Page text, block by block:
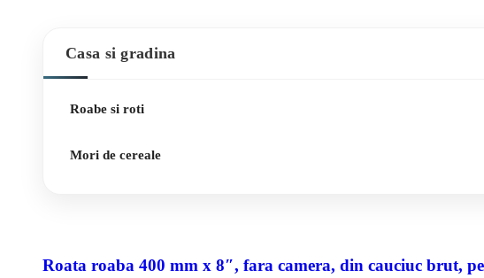
Casa si gradina
Roabe si roti
Mori de cereale
Roata roaba 400 mm x 8″, fara camera, din cauciuc brut,